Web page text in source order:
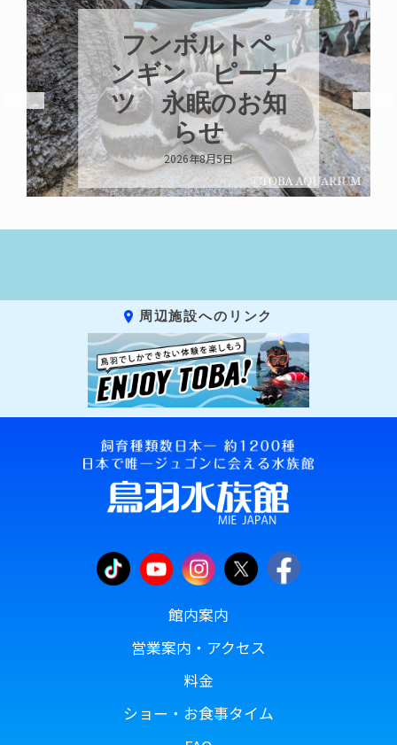
フンボルトペ
ンギン ピーナ
ツ 永眠のお知
らせ
2026年8月5日
周辺施設へのリンク
館内案内
営業案内・アクセス
料金
ショー・お食事タイム